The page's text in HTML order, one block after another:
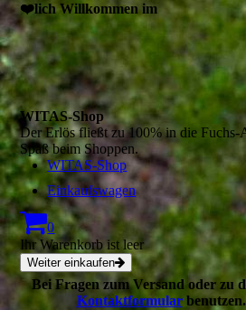
❤️lich Willkommen im
WITAS-Shop
Der Erlös fließt zu 100% in die Fuchs-
Spaß beim Shoppen.
WITAS-Shop
Einkaufswagen
0
Ihr Warenkorb ist leer
Weiter einkaufen
Bei Fragen zum Versand oder zu
Kontaktformular